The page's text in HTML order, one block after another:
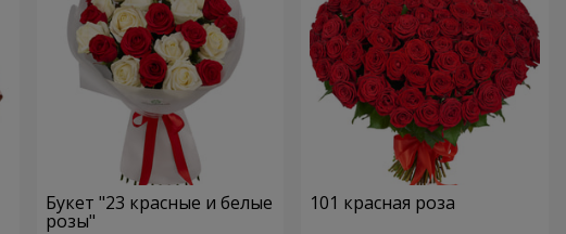
Букет "23 красные и белые
розы"
101 красная роза